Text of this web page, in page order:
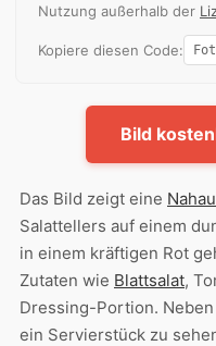
Nutzung außerhalb der
Kopiere diesen Code:
Bild
Das Bild zeigt eine
Salattellers auf einem
in einem kräftigen Rot
Zutaten wie Blattsalat,
Dressing-Portion.
ein Servierstück zu